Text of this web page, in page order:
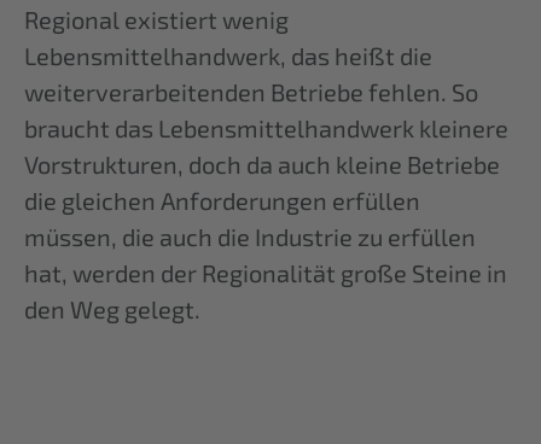
Regional existiert wenig
Lebensmittelhandwerk, das heißt die
weiterverarbeitenden Betriebe fehlen. So
braucht das Lebensmittelhandwerk kleinere
Vorstrukturen, doch da auch kleine Betriebe
die gleichen Anforderungen erfüllen
müssen, die auch die Industrie zu erfüllen
hat, werden der Regionalität große Steine in
den Weg gelegt.